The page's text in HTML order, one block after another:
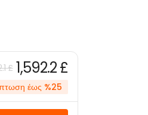
£ 1,592.2 £
έως %25